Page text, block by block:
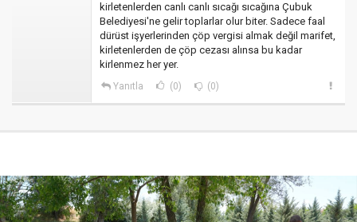
kirletenlerden canlı canlı sıcağı sıcağına Çubuk
Belediyesi'ne gelir toplarlar olur biter. Sadece faal
dürüst işyerlerinden çöp vergisi almak değil marifet,
kirletenlerden de çöp cezası alınsa bu kadar
kirlenmez her yer.
Yanıtla (0) (0)